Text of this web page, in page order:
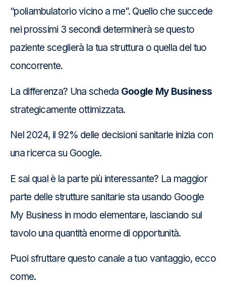
“poliambulatorio vicino a me”. Quello che succede
nei prossimi 3 secondi determinerà se questo
paziente sceglierà la tua struttura o quella del tuo
concorrente.
La differenza? Una scheda Google My Business
strategicamente ottimizzata.
Nel 2024, il 92% delle decisioni sanitarie inizia con
una ricerca su Google.
E sai qual è la parte più interessante? La maggior
parte delle strutture sanitarie sta usando Google
My Business in modo elementare, lasciando sul
tavolo una quantità enorme di opportunità.
Puoi sfruttare questo canale a tuo vantaggio, ecco
come.